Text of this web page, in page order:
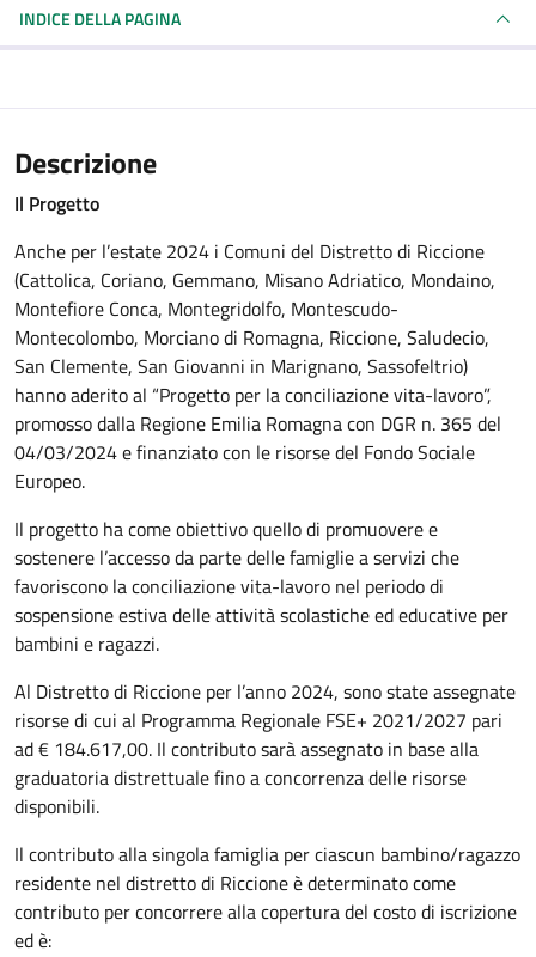
INDICE DELLA PAGINA
Descrizione
Il Progetto
Anche per l’estate 2024 i Comuni del Distretto di Riccione
(Cattolica, Coriano, Gemmano, Misano Adriatico, Mondaino,
Montefiore Conca, Montegridolfo, Montescudo-
Montecolombo, Morciano di Romagna, Riccione, Saludecio,
San Clemente, San Giovanni in Marignano, Sassofeltrio)
hanno aderito al “Progetto per la conciliazione vita-lavoro”,
promosso dalla Regione Emilia Romagna con DGR n. 365 del
04/03/2024 e finanziato con le risorse del Fondo Sociale
Europeo.
Il progetto ha come obiettivo quello di promuovere e
sostenere l’accesso da parte delle famiglie a servizi che
favoriscono la conciliazione vita-lavoro nel periodo di
sospensione estiva delle attività scolastiche ed educative per
bambini e ragazzi.
Al Distretto di Riccione per l’anno 2024, sono state assegnate
risorse di cui al Programma Regionale FSE+ 2021/2027 pari
ad € 184.617,00. Il contributo sarà assegnato in base alla
graduatoria distrettuale fino a concorrenza delle risorse
disponibili.
Il contributo alla singola famiglia per ciascun bambino/ragazzo
residente nel distretto di Riccione è determinato come
contributo per concorrere alla copertura del costo di iscrizione
ed è: